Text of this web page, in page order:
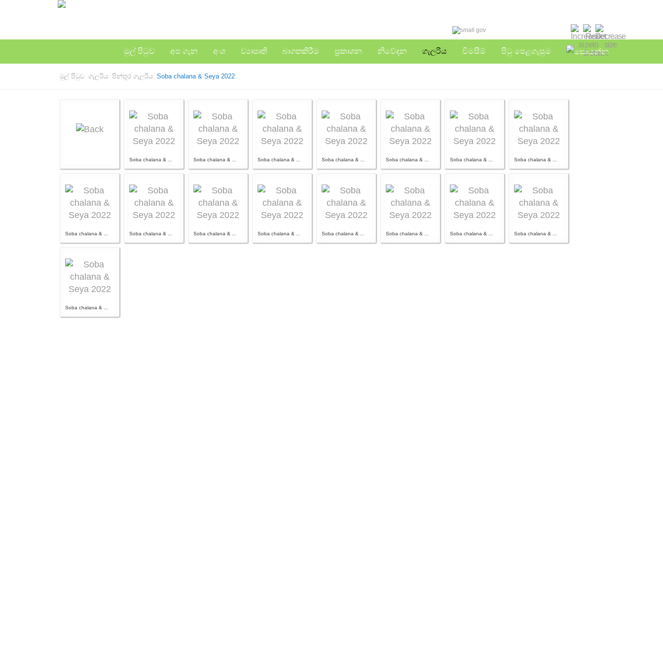
මුල් පිටුව අප ගැන අංශ ව්‍යාපෘති බාගතකිරීම ප්‍රකාශන නිවේදන ගැලරිය විමසීම් පිටු පෙළගැසුම
මුල් පිටුව ගැලරිය පින්තූර ගැලරිය Soba chalana & Seya 2022
Soba chalana & ... Soba chalana & ... Soba chalana & ... Soba chalana & ... Soba chalana & ... Soba chalana & ... Soba chalana & ...
Soba chalana & ... Soba chalana & ... Soba chalana & ... Soba chalana & ... Soba chalana & ... Soba chalana & ... Soba chalana & ... Soba chalana & ...
Soba chalana & ...